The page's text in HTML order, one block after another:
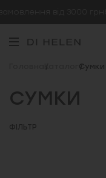
від 3000 грн
Каталог Сумки
СУМКИ
ФІЛЬТР